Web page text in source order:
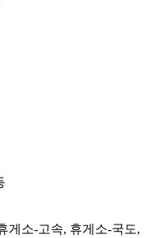
게소-고속, 휴게소-국도,